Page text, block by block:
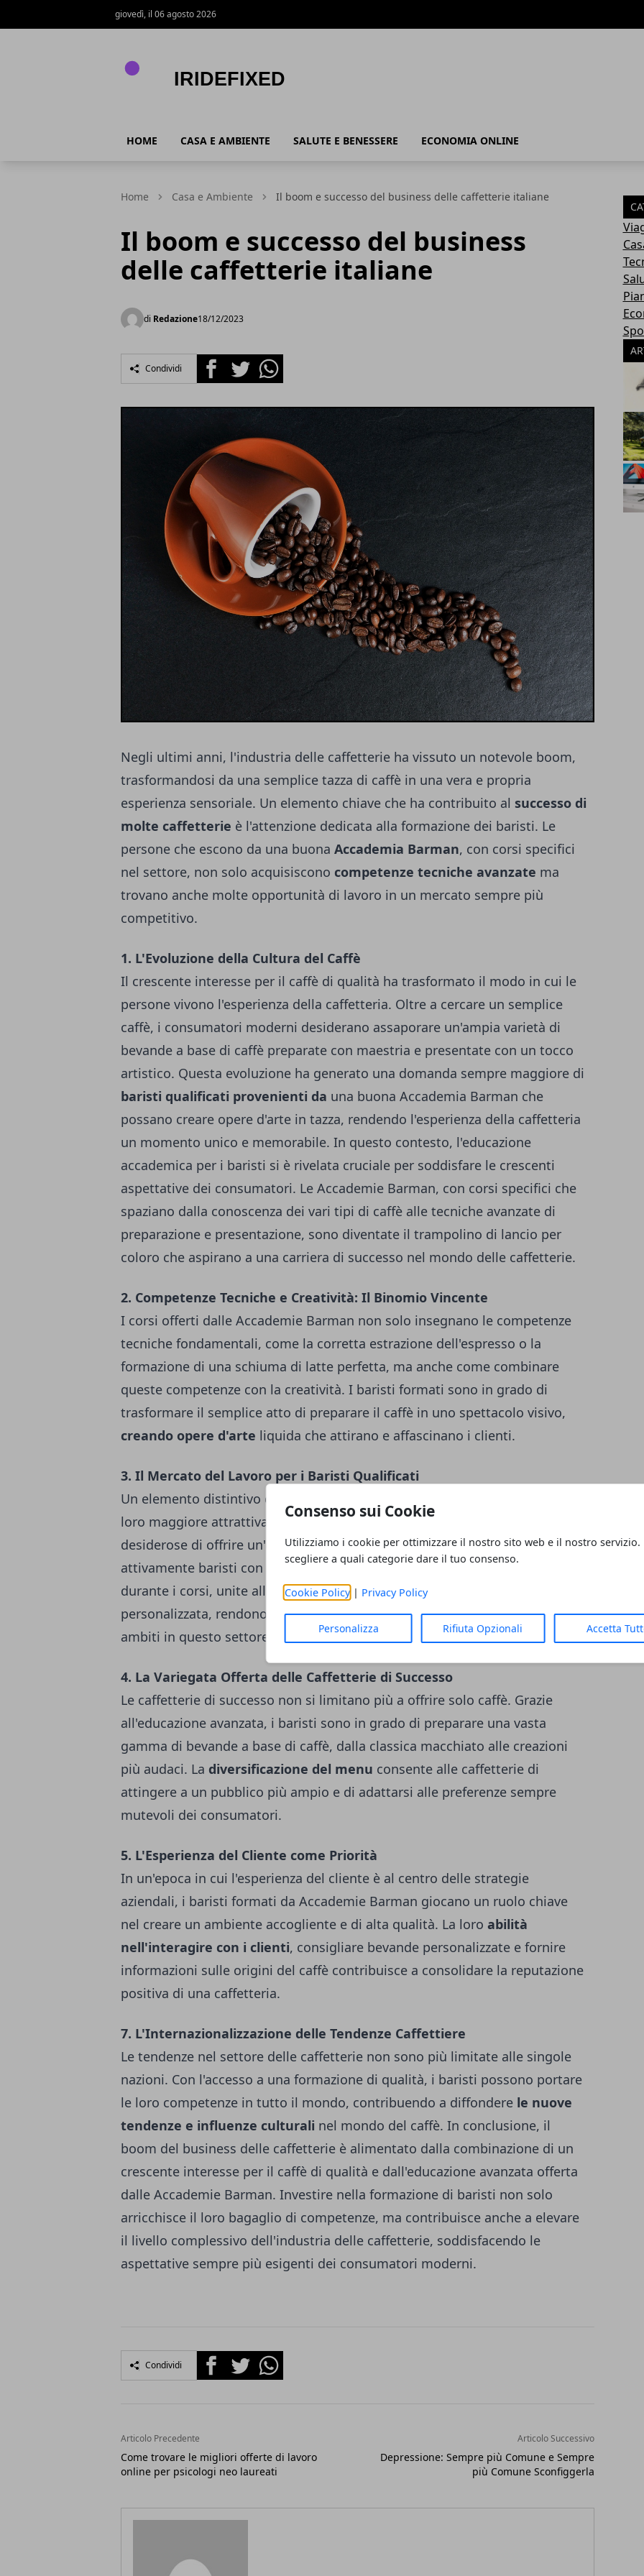
Consenso sui Cookie
Utilizziamo i cookie per ottimizzare il nostro sito web e il nostro servizio.
scegliere a quali categorie dare il tuo consenso.
Cookie Policy| Privacy Policy
Personalizza Rifiuta Opzionali Accetta
giovedì, il 06 agosto 2026
HOME CASA E AMBIENTE SALUTE E BENESSERE ECONOMIA ONLINE
Home Casa e Ambiente Il boom e successo del business delle caffetterie italiane
Il boom e successo del business
delle caffetterie italiane
di Redazione18/12/2023
Condividi FacebookTwitterWhatsapp
Negli ultimi anni, l'industria delle caffetterie ha vissuto un notevole boom,
trasformandosi da una semplice tazza di caffè in una vera e propria
esperienza sensoriale. Un elemento chiave che ha contribuito al successo di
molte caffetterie è l'attenzione dedicata alla formazione dei baristi. Le
persone che escono da una buona Accademia Barman, con corsi specifici
nel settore, non solo acquisiscono competenze tecniche avanzate ma
trovano anche molte opportunità di lavoro in un mercato sempre più
competitivo.
1. L'Evoluzione della Cultura del Caffè
Il crescente interesse per il caffè di qualità ha trasformato il modo in cui le
persone vivono l'esperienza della caffetteria. Oltre a cercare un semplice
caffè, i consumatori moderni desiderano assaporare un'ampia varietà di
bevande a base di caffè preparate con maestria e presentate con un tocco
artistico. Questa evoluzione ha generato una domanda sempre maggiore di
baristi qualificati provenienti da una buona Accademia Barman che
possano creare opere d'arte in tazza, rendendo l'esperienza della caffetteria
un momento unico e memorabile. In questo contesto, l'educazione
accademica per i baristi si è rivelata cruciale per soddisfare le crescenti
aspettative dei consumatori. Le Accademie Barman, con corsi specifici che
spaziano dalla conoscenza dei vari tipi di caffè alle tecniche avanzate di
preparazione e presentazione, sono diventate il trampolino di lancio per
coloro che aspirano a una carriera di successo nel mondo delle caffetterie.
2. Competenze Tecniche e Creatività: Il Binomio Vincente
I corsi offerti dalle Accademie Barman non solo insegnano le competenze
tecniche fondamentali, come la corretta estrazione dell'espresso o la
formazione di una schiuma di latte perfetta, ma anche come combinare
queste competenze con la creatività. I baristi formati sono in grado di
trasformare il semplice atto di preparare il caffè in uno spettacolo visivo,
creando opere d'arte liquida che attirano e affascinano i clienti.
3. Il Mercato del Lavoro per i Baristi Qualificati
Un elemento distintivo di coloro che escono da un'Accademia Barman è la
loro maggiore attrattiva sul mercato del lavoro. Le caffetterie di alta qualità,
desiderose di offrire un'esperienza premium ai propri clienti, cercano
attivamente baristi con una formazione avanzata. Le competenze acquisite
durante i corsi, unite alla capacità di offrire un'esperienza unica e
personalizzata, rendono i diplomati delle Accademie Barman candidati
ambiti in questo settore in espansione.
4. La Variegata Offerta delle Caffetterie di Successo
Le caffetterie di successo non si limitano più a offrire solo caffè. Grazie
all'educazione avanzata, i baristi sono in grado di preparare una vasta
gamma di bevande a base di caffè, dalla classica macchiato alle creazioni
più audaci. La diversificazione del menu consente alle caffetterie di
attingere a un pubblico più ampio e di adattarsi alle preferenze sempre
mutevoli dei consumatori.
5. L'Esperienza del Cliente come Priorità
In un'epoca in cui l'esperienza del cliente è al centro delle strategie
aziendali, i baristi formati da Accademie Barman giocano un ruolo chiave
nel creare un ambiente accogliente e di alta qualità. La loro abilità
nell'interagire con i clienti, consigliare bevande personalizzate e fornire
informazioni sulle origini del caffè contribuisce a consolidare la reputazione
positiva di una caffetteria.
7. L'Internazionalizzazione delle Tendenze Caffettiere
Le tendenze nel settore delle caffetterie non sono più limitate alle singole
nazioni. Con l'accesso a una formazione di qualità, i baristi possono portare
le loro competenze in tutto il mondo, contribuendo a diffondere le nuove
tendenze e influenze culturali nel mondo del caffè. In conclusione, il
boom del business delle caffetterie è alimentato dalla combinazione di un
crescente interesse per il caffè di qualità e dall'educazione avanzata offerta
dalle Accademie Barman. Investire nella formazione di baristi non solo
arricchisce il loro bagaglio di competenze, ma contribuisce anche a elevare
il livello complessivo dell'industria delle caffetterie, soddisfacendo le
aspettative sempre più esigenti dei consumatori moderni.
Condividi FacebookTwitterWhatsapp
Articolo Precedente
Come trovare le migliori offerte di lavoro
online per psicologi neo laureati
Articolo Successivo
Depressione: Sempre più Comune e Sempre
più Comune Sconfiggerla